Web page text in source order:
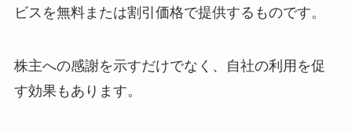
ビスを無料または割引価格で提供するものです。
株主への感謝を示すだけでなく、自社の利用を促
す効果もあります。